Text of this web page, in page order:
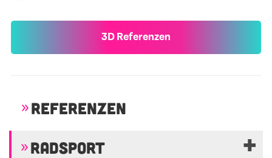
3D Referenzen
REFERENZEN
RADSPORT